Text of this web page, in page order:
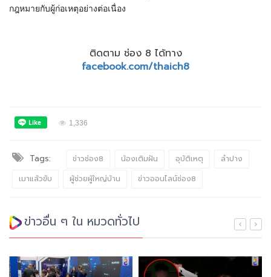
กฎหมายกับผู้ก่อเหตุอย่างต่อเนื่อง
ติดตาม ช่อง 8 ได้ทาง
facebook.com/thaich8
1,336
Tags: ข่าวช่อง8 น้องเติมฝัน อุบัติเหตุ
ลำปาง
เมาแล้วขับ
ผู้ช่วยผู้ใหญ่บ้าน ข่าวออนไลน์ช่อง8
ข่าวอื่น ๆ ใน หมวดทั่วไป